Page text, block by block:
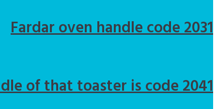
Fardar oven handle code 2031
of that toaster is code 2041